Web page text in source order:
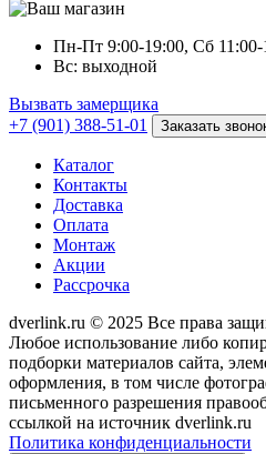
Пн-Пт 9:00-19:00, Сб 11:00-
Вс: выходной
Вызвать замерщика
+7 (901) 388-51-01
Заказать
Каталог
Контакты
Доставка
Оплата
Монтаж
Акции
Рассрочка
dverlink.ru © 2025 Все права
Любое использование либо
подборки материалов сайта,
оформления, в том числе
письменного разрешения
ссылкой на источник dverlink.ru
Политика конфиденциальности